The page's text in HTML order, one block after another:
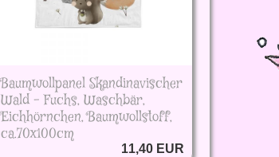
Baumwollpanel Skandinavischer
Wald - Fuchs, Waschbär,
Eichhörnchen, Baumwollstoff,
ca.70x100cm
11,40 EUR